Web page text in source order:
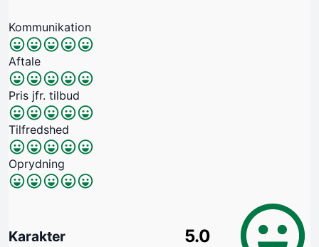
Kommunikation
Aftale
Pris jfr. tilbud
Tilfredshed
Oprydning
Karakter 5.0